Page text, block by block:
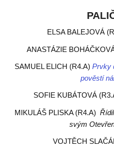
ELSA BALEJOVÁ
ANASTÁZIE
SAMUEL ELICH (R4.A) Prvky
pověstí
SOFIE KUBÁTOVÁ
MIKULÁŠ PLISKA (R4.A)
svým
VOJTĚCH